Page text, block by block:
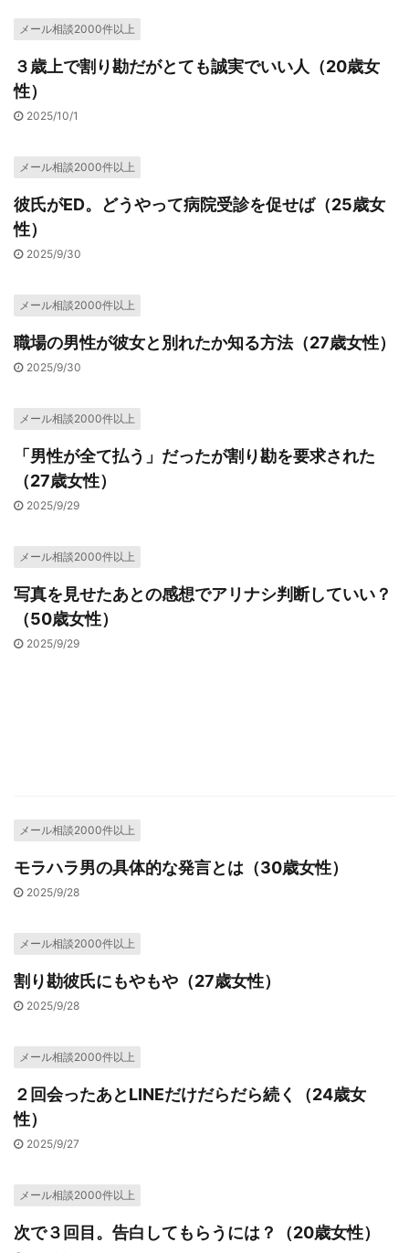
メール相談2000件以上
３歳上で割り勘だがとても誠実でいい人（20歳女
性）
2025/10/1
メール相談2000件以上
彼氏がED。どうやって病院受診を促せば（25歳女
性）
2025/9/30
メール相談2000件以上
職場の男性が彼女と別れたか知る方法（27歳女性）
2025/9/30
メール相談2000件以上
「男性が全て払う」だったが割り勘を要求された
（27歳女性）
2025/9/29
メール相談2000件以上
写真を見せたあとの感想でアリナシ判断していい？
（50歳女性）
2025/9/29
メール相談2000件以上
モラハラ男の具体的な発言とは（30歳女性）
2025/9/28
メール相談2000件以上
割り勘彼氏にもやもや（27歳女性）
2025/9/28
メール相談2000件以上
２回会ったあとLINEだけだらだら続く（24歳女
性）
2025/9/27
メール相談2000件以上
次で３回目。告白してもらうには？（20歳女性）